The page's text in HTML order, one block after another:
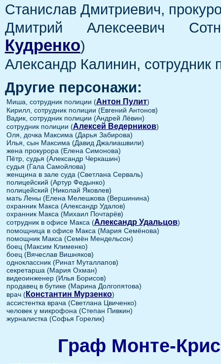
Станислав Дмитриевич,
Дмитрий Алексеевич
Кудренко)
Александр Калинин, сотрудник
Другие персонажи:
Миша, сотрудник полиции (Антон Пулит)
Кирилл, сотрудник полиции (Евгений Антонов)
Вадик, сотрудник полиции (Андрей Лёвин)
сотрудник полиции (Алексей Ведерников)
Оля, дочка Максима (Дарья Забирова)
Илья, сын Максима (Давид Джалиашвили)
жена прокурора (Елена Симонова)
Пётр, судья (Александр Черкашин)
судья (Гала Самойлова)
женщина в зале суда (Светлана Серваль)
полицейский (Артур Федынко)
полицейский (Николай Яковлев)
мать Лены (Елена Мелешкова (Вершинина)
охранник Макса (Александр Удалов)
охранник Макса (Михаил Почтарёв)
сотрудник в офисе Макса (Александр Удальцов)
помощница в офисе Макса (Мария Семёнова)
помощник Макса (Семён Мендельсон)
боец (Максим Клименко)
боец (Вячеслав Вишняков)
одноклассник (Ринат Муталлапов)
секретарша (Мария Охман)
видеоинженер (Илья Борисов)
продавец в бутике (Марина Долгопятова)
врач (Константин Мурзенко)
ассистентка врача (Светлана Цвиченко)
человек у микрофона (Степан Пивкин)
журналистка (Софья Горелик)
Граф Монте-